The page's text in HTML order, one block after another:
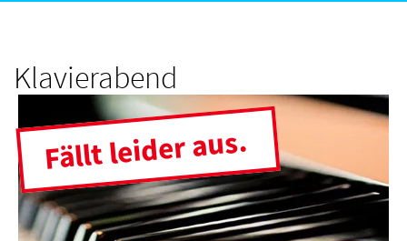
Klavierabend
Fällt leider aus.